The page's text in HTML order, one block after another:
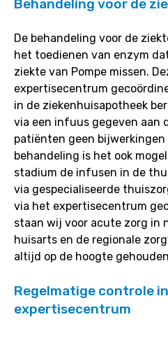
Behandeling voor de
De behandeling voor de
het toedienen van enzym
ziekte van Pompe missen.
expertisecentrum
in de ziekenhuisapotheek
via een infuus gegeven aan
patiënten geen
behandeling is het ook
stadium de infusen in de
via gespecialiseerde
via het expertisecentrum
staan wij voor acute zorg in
huisarts en de regionale
altijd op de hoogte
Regelmatige controle
expertisecentrum